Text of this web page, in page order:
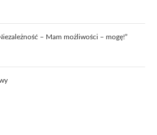
– Mam możliwości – mogę!”